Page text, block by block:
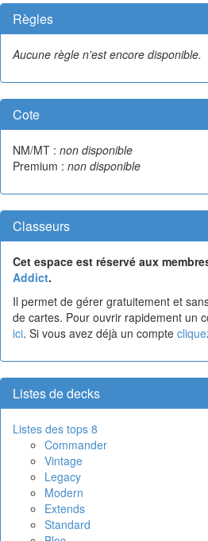
Règles
Aucune règle n'est encore disponible.
Cote
NM/MT : non disponible
Premium : non disponible
Classeurs
Cet espace est réservé aux
Addict.
Il permet de gérer gratuitement et
de cartes. Pour ouvrir rapidement un
ici. Si vous avez déjà un compte
Listes de decks
Listes des tops 8
Commander
Vintage
Legacy
Modern
Extends
Standard